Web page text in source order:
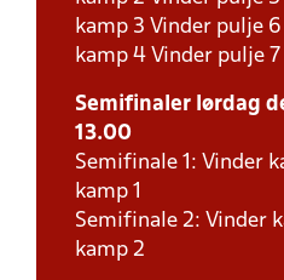
kamp 3 Vinder pulje
kamp 4 Vinder pulje
Semifinaler lørdag
13.00
Semifinale 1: Vinder
kamp 1
Semifinale 2: Vinder
kamp 2